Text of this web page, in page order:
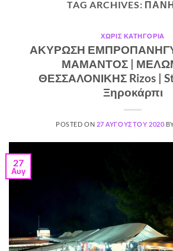
TAG ARCHIVES:
ΧΩΡΊΣ ΚΑΤΗΓΟΡΊΑ
ΑΚΥΡΩΣΗ
ΜΑΜΑΝΤΟΣ |
ΘΕΣΣΑΛΟΝΙΚΗΣ Rizos |
Ξηροκάρπι
POSTED ON 27 ΑΥΓΟΎΣΤΟΥ 2020
27
Αυγ